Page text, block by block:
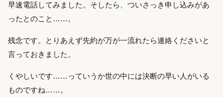
早速電話してみました。そしたら、ついさっき申し込みがあ
ったとのこと……。
残念です。とりあえず先約が万が一流れたら連絡くださいと
言っておきました。
くやしいです……っていうか世の中には決断の早い人がいる
ものですね……。